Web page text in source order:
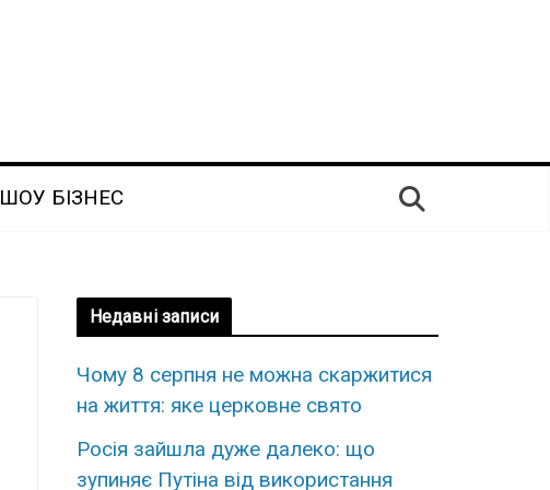
ШОУ БІЗНЕС
Недавні записи
Чому 8 серпня не можна скаржитися
на життя: яке церковне свято
Росія зайшла дуже далеко: що
зупиняє Путіна від використання